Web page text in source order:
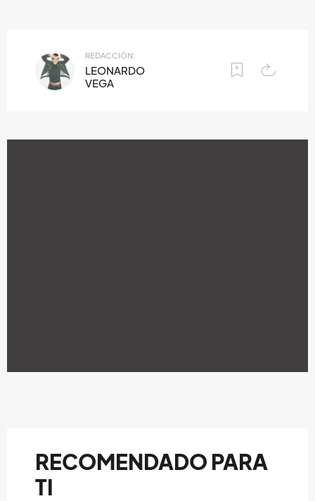
REDACCIÓN:
LEONARDO
VEGA
RECOMENDADO PARA
TI